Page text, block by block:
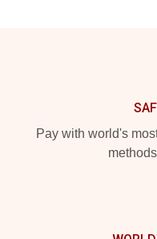
Pay with world's